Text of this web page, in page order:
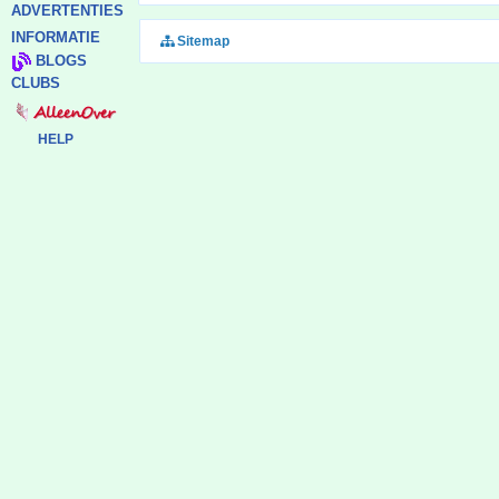
ADVERTENTIES
INFORMATIE
BLOGS
CLUBS
HELP
Sitemap